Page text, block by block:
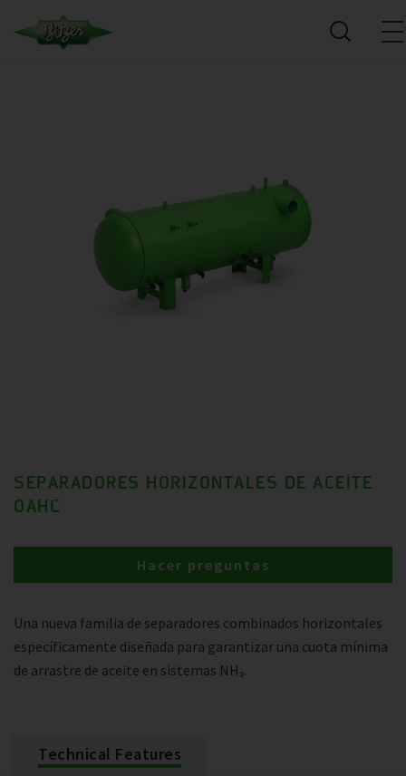
SEPARADORES HORIZONTALES DE ACEITE
OAHC
Una nueva familia de separadores combinados horizontales
específicamente diseñada para garantizar una cuota mínima
de arrastre de aceite en sistemas NH₃.
Hacer preguntas
Technical Features